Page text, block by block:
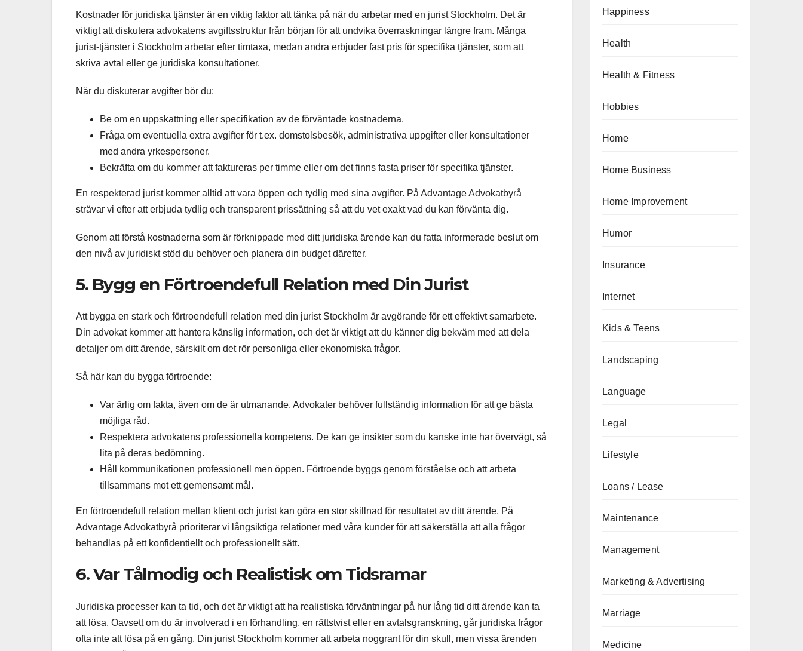
Kostnader för juridiska tjänster är en viktig faktor att tänka på när du arbetar med en jurist Stockholm. Det är
viktigt att diskutera advokatens avgiftsstruktur från början för att undvika överraskningar längre fram. Många
jurist-tjänster i Stockholm arbetar efter timtaxa, medan andra erbjuder fast pris för specifika tjänster, som att
skriva avtal eller ge juridiska konsultationer.
När du diskuterar avgifter bör du:
Be om en uppskattning eller specifikation av de förväntade kostnaderna.
Fråga om eventuella extra avgifter för t.ex. domstolsbesök, administrativa uppgifter eller konsultationer
med andra yrkespersoner.
Bekräfta om du kommer att faktureras per timme eller om det finns fasta priser för specifika tjänster.
En respekterad jurist kommer alltid att vara öppen och tydlig med sina avgifter. På Advantage Advokatbyrå
strävar vi efter att erbjuda tydlig och transparent prissättning så att du vet exakt vad du kan förvänta dig.
Genom att förstå kostnaderna som är förknippade med ditt juridiska ärende kan du fatta informerade beslut om
den nivå av juridiskt stöd du behöver och planera din budget därefter.
5. Bygg en Förtroendefull Relation med Din Jurist
Att bygga en stark och förtroendefull relation med din jurist Stockholm är avgörande för ett effektivt samarbete.
Din advokat kommer att hantera känslig information, och det är viktigt att du känner dig bekväm med att dela
detaljer om ditt ärende, särskilt om det rör personliga eller ekonomiska frågor.
Så här kan du bygga förtroende:
Var ärlig om fakta, även om de är utmanande. Advokater behöver fullständig information för att ge bästa
möjliga råd.
Respektera advokatens professionella kompetens. De kan ge insikter som du kanske inte har övervägt, så
lita på deras bedömning.
Håll kommunikationen professionell men öppen. Förtroende byggs genom förståelse och att arbeta
tillsammans mot ett gemensamt mål.
En förtroendefull relation mellan klient och jurist kan göra en stor skillnad för resultatet av ditt ärende. På
Advantage Advokatbyrå prioriterar vi långsiktiga relationer med våra kunder för att säkerställa att alla frågor
behandlas på ett konfidentiellt och professionellt sätt.
6. Var Tålmodig och Realistisk om Tidsramar
Juridiska processer kan ta tid, och det är viktigt att ha realistiska förväntningar på hur lång tid ditt ärende kan ta
att lösa. Oavsett om du är involverad i en förhandling, en rättstvist eller en avtalsgranskning, går juridiska frågor
ofta inte att lösa på en gång. Din jurist Stockholm kommer att arbeta noggrant för din skull, men vissa ärenden
Happiness
Health
Health & Fitness
Hobbies
Home
Home Business
Home Improvement
Humor
Insurance
Internet
Kids & Teens
Landscaping
Language
Legal
Lifestyle
Loans / Lease
Maintenance
Management
Marketing & Advertising
Marriage
Medicine